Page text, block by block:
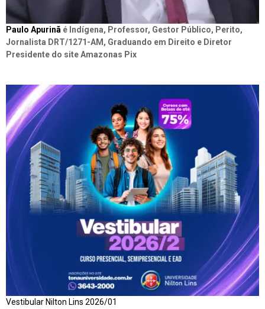
Paulo Apurinã é Indígena, Professor, Gestor Público, Perito,
Jornalista DRT/1271-AM, Graduando em Direito e Diretor
Presidente do site Amazonas Pix
Vestibular Nilton Lins 2026/01